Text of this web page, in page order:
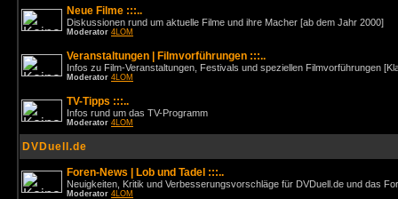
Neue Filme :::..
Diskussionen rund um aktuelle Filme und ihre Macher [ab dem Jahr 2000]
Moderator 4LOM
Veranstaltungen | Filmvorführungen :::..
Infos zu Film-Veranstaltungen, Festivals und speziellen Filmvorführungen
Moderator 4LOM
TV-Tipps :::..
Infos rund um das TV-Programm
Moderator 4LOM
DVDuell.de
Foren-News | Lob und Tadel :::..
Neuigkeiten, Kritik und Verbesserungsvorschläge für DVDuell.de und das
Moderator 4LOM